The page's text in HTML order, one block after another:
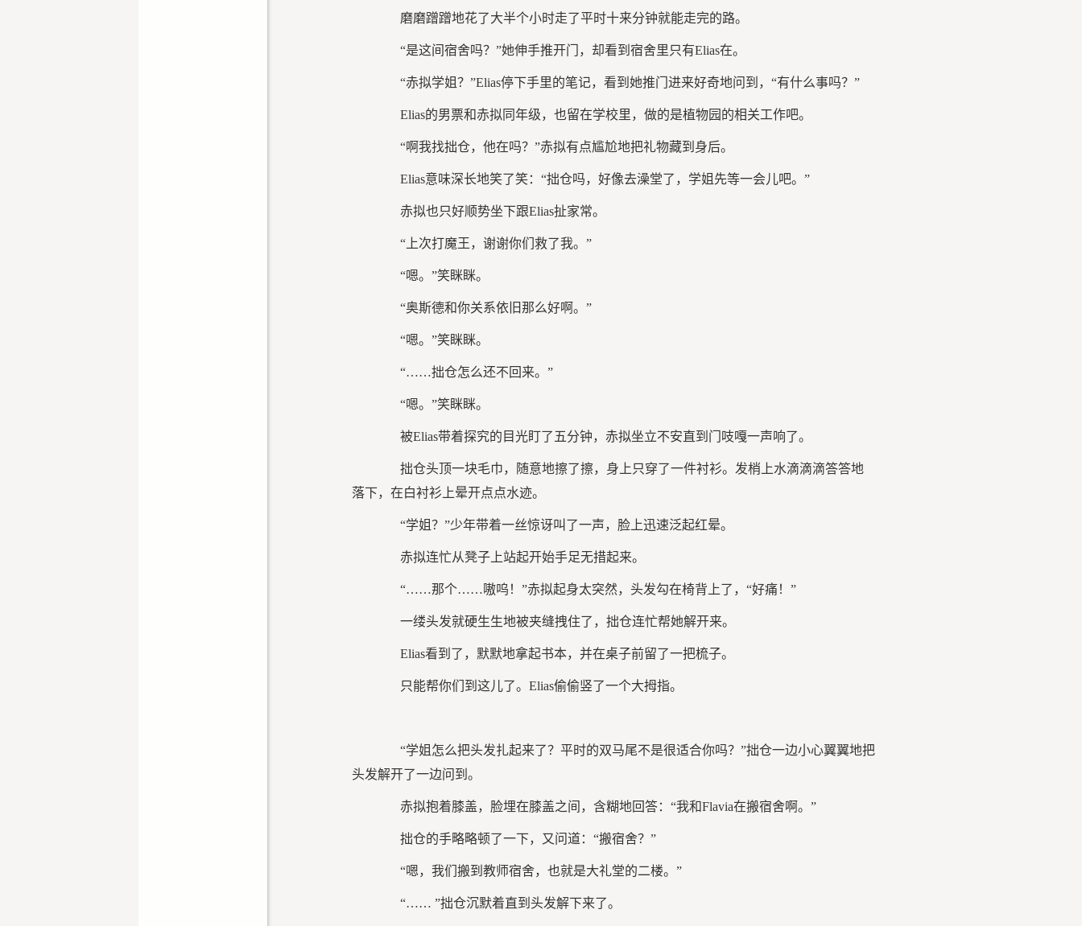
磨磨蹭蹭地花了大半个小时走了平时十来分钟就能走完的路。
“是这间宿舍吗？”她伸手推开门，却看到宿舍里只有Elias在。
“赤拟学姐？”Elias停下手里的笔记，看到她推门进来好奇地问到，“有什么事吗？”
Elias的男票和赤拟同年级，也留在学校里，做的是植物园的相关工作吧。
“啊我找拙仓，他在吗？”赤拟有点尴尬地把礼物藏到身后。
Elias意味深长地笑了笑：“拙仓吗，好像去澡堂了，学姐先等一会儿吧。”
赤拟也只好顺势坐下跟Elias扯家常。
“上次打魔王，谢谢你们救了我。”
“嗯。”笑眯眯。
“奥斯德和你关系依旧那么好啊。”
“嗯。”笑眯眯。
“……拙仓怎么还不回来。”
“嗯。”笑眯眯。
被Elias带着探究的目光盯了五分钟，赤拟坐立不安直到门吱嘎一声响了。
拙仓头顶一块毛巾，随意地擦了擦，身上只穿了一件衬衫。发梢上水滴滴滴答答地
落下，在白衬衫上晕开点点水迹。
“学姐？”少年带着一丝惊讶叫了一声，脸上迅速泛起红晕。
赤拟连忙从凳子上站起开始手足无措起来。
“……那个……嗷呜！”赤拟起身太突然，头发勾在椅背上了，“好痛！”
一缕头发就硬生生地被夹缝拽住了，拙仓连忙帮她解开来。
Elias看到了，默默地拿起书本，并在桌子前留了一把梳子。
只能帮你们到这儿了。Elias偷偷竖了一个大拇指。
“学姐怎么把头发扎起来了？平时的双马尾不是很适合你吗？”拙仓一边小心翼翼地把
头发解开了一边问到。
赤拟抱着膝盖，脸埋在膝盖之间，含糊地回答：“我和Flavia在搬宿舍啊。”
拙仓的手略略顿了一下，又问道：“搬宿舍？”
“嗯，我们搬到教师宿舍，也就是大礼堂的二楼。”
“…… ”拙仓沉默着直到头发解下来了。